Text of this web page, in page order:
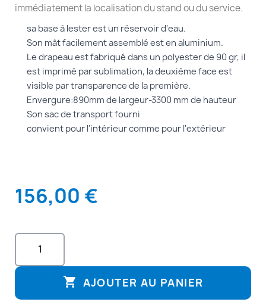
immédiatement la localisation du stand ou du service.
sa base à lester est un réservoir d'eau.
Son mât facilement assemblé est en aluminium.
Le drapeau est fabriqué dans un polyester de 90 gr, il
est imprimé par sublimation, la deuxième face est
visible par transparence de la première.
Envergure:890mm de largeur-3300 mm de hauteur
Son sac de transport fourni
convient pour l'intérieur comme pour l'extérieur
156,00 €
 AJOUTER AU PANIER